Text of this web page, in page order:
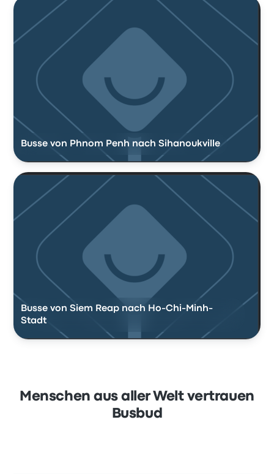
Busse von Phnom Penh nach Sihanoukville
Busse von Siem Reap nach Ho-Chi-Minh-
Stadt
Menschen aus aller Welt vertrauen
Busbud